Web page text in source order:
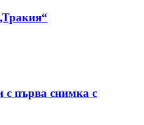
с първа снимка с